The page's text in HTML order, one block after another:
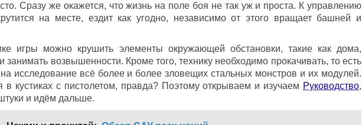
Сразу же окажется, что жизнь на поле боя не так уж и проста. К управлению
на месте, ездит как угодно, независимо от этого вращает башней и
игры можно крушить элементы окружающей обстановки, такие как дома,
занимать возвышенности. Кроме того, технику необходимо прокачивать, то есть
исследование всё более и более зловещих стальных монстров и их модулей.
в кустиках с пистолетом, правда? Поэтому открываем и изучаем Руководство,
и идём дальше.